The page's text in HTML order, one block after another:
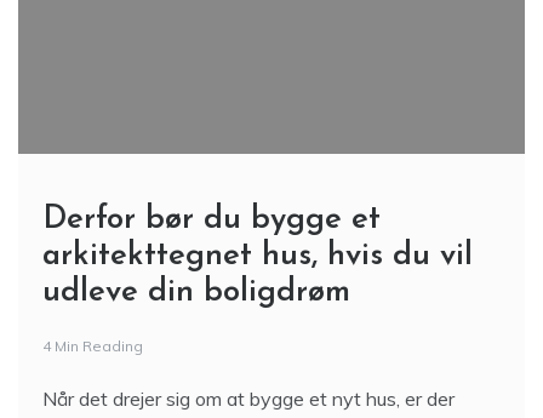
Derfor bør du bygge et
arkitekttegnet hus, hvis du vil
udleve din boligdrøm
4 Min Reading
Når det drejer sig om at bygge et nyt hus, er der